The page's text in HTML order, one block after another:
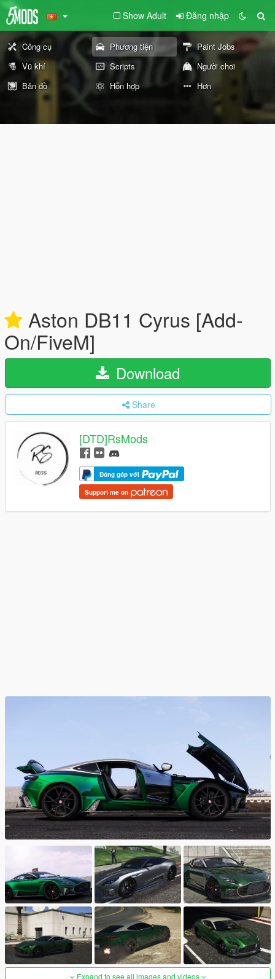
Show Adult Đăng nhập
Công cụ Phương tiện
Paint Jobs
Vũ khí
Scripts
Người chơi
Bản đồ
Hỗn hợp Hơn
Aston DB11 Cyrus [Add-
On/FiveM]
Download
Share
[DTD]RsMods
Đóng góp với
Support me on
Expand to see all images and videos